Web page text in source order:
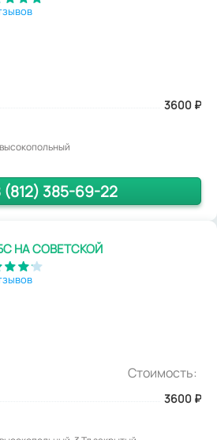
3600 ₽
(812) 385-69-22
НА СОВЕТСКОЙ
Стоимость:
3600 ₽